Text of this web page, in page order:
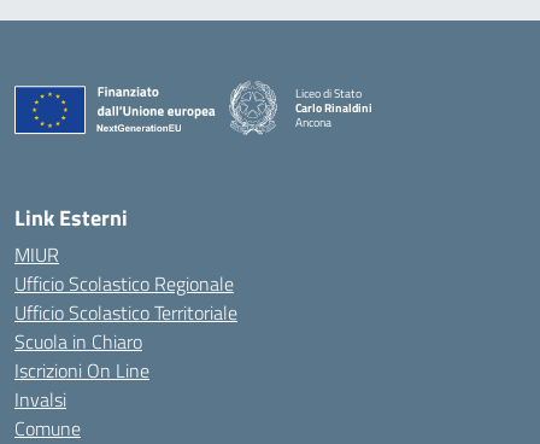
Liceo di Stato
Carlo Rinaldini
Ancona
Link Esterni
MIUR
Ufficio Scolastico Regionale
Ufficio Scolastico Territoriale
Scuola in Chiaro
Iscrizioni On Line
Invalsi
Comune